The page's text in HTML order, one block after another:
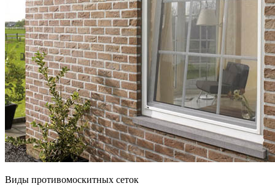
Виды противомоскитных сеток